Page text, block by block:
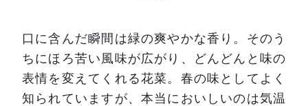
口に含んだ瞬間は緑の爽やかな香り。そのう
ちにほろ苦い風味が広がり、どんどんと味の
表情を変えてくれる花菜。春の味としてよく
知られていますが、本当においしいのは気温